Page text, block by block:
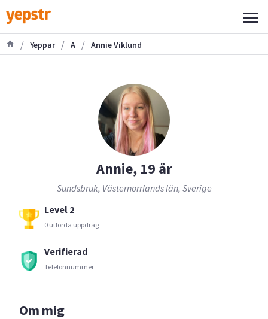
/ Yeppar / A / Annie Viklund
Annie, 19 år
Sundsbruk, Västernorrlands län, Sverige
Level 2
0 utförda uppdrag
Verifierad
Telefonnummer
Om mig